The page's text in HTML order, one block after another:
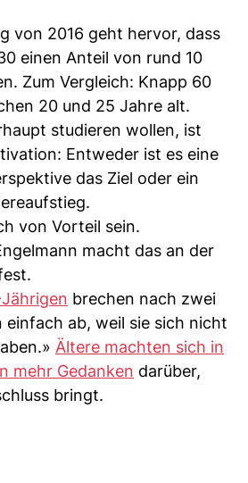
von 2016 geht hervor, dass
einen Anteil von rund 10
Zum Vergleich: Knapp 60
20 und 25 Jahre alt.
studieren wollen, ist
Entweder ist es eine
das Ziel oder ein
von Vorteil sein.
macht das an der
brechen nach zwei
einfach ab, weil sie sich nicht
Ältere machten sich in
mehr Gedanken darüber,
bringt.